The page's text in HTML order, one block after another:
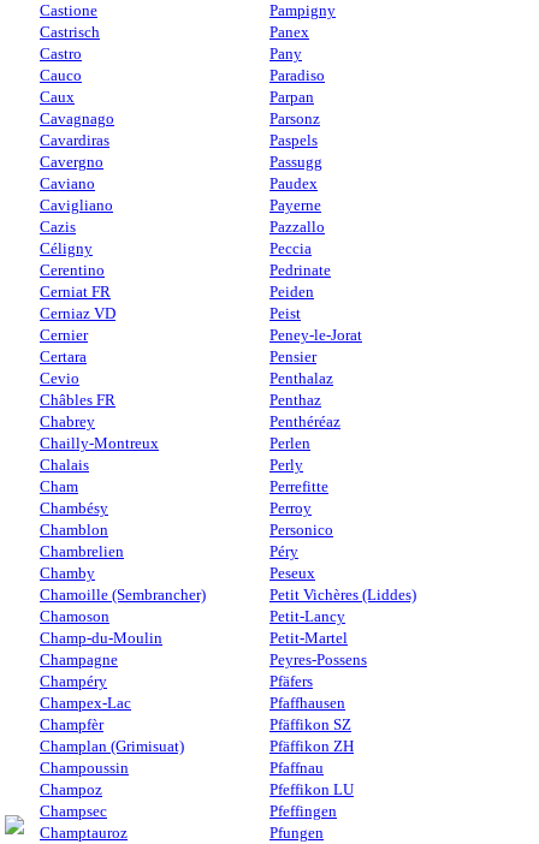
Castione
Castrisch
Castro
Cauco
Caux
Cavagnago
Cavardiras
Cavergno
Caviano
Cavigliano
Cazis
Céligny
Cerentino
Cerniat FR
Cerniaz VD
Cernier
Certara
Cevio
Châbles FR
Chabrey
Chailly-Montreux
Chalais
Cham
Chambésy
Chamblon
Chambrelien
Chamby
Chamoille (Sembrancher)
Chamoson
Champ-du-Moulin
Champagne
Champéry
Champex-Lac
Champfèr
Champlan (Grimisuat)
Champoussin
Champoz
Champsec
Champtauroz
Pampigny
Panex
Pany
Paradiso
Parpan
Parsonz
Paspels
Passugg
Paudex
Payerne
Pazzallo
Peccia
Pedrinate
Peiden
Peist
Peney-le-Jorat
Pensier
Penthalaz
Penthaz
Penthéréaz
Perlen
Perly
Perrefitte
Perroy
Personico
Péry
Peseux
Petit Vichères (Liddes)
Petit-Lancy
Petit-Martel
Peyres-Possens
Pfäfers
Pfaffhausen
Pfäffikon SZ
Pfäffikon ZH
Pfaffnau
Pfeffikon LU
Pfeffingen
Pfungen